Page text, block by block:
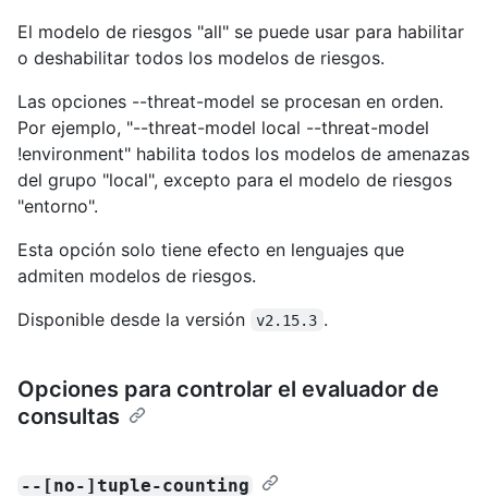
El modelo de riesgos "all" se puede usar para habilitar
o deshabilitar todos los modelos de riesgos.
Las opciones --threat-model se procesan en orden.
Por ejemplo, "--threat-model local --threat-model
!environment" habilita todos los modelos de amenazas
del grupo "local", excepto para el modelo de riesgos
"entorno".
Esta opción solo tiene efecto en lenguajes que
admiten modelos de riesgos.
Disponible desde la versión
v2.15.3 .
Opciones para controlar el evaluador de
consultas
--[no-]tuple-counting